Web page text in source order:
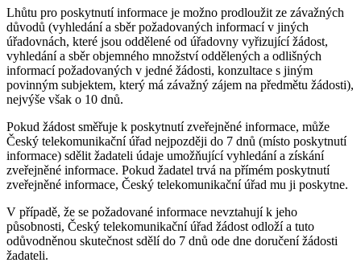
Lhůtu pro poskytnutí informace je možno prodloužit ze závažných
důvodů (vyhledání a sběr požadovaných informací v jiných
úřadovnách, které jsou oddělené od úřadovny vyřizující žádost,
vyhledání a sběr objemného množství oddělených a odlišných
informací požadovaných v jedné žádosti, konzultace s jiným
povinným subjektem, který má závažný zájem na předmětu žádosti),
nejvýše však o 10 dnů.
Pokud žádost směřuje k poskytnutí zveřejněné informace, může
Český telekomunikační úřad nejpozději do 7 dnů (místo poskytnutí
informace) sdělit žadateli údaje umožňující vyhledání a získání
zveřejněné informace. Pokud žadatel trvá na přímém poskytnutí
zveřejněné informace, Český telekomunikační úřad mu ji poskytne.
V případě, že se požadované informace nevztahují k jeho
působnosti, Český telekomunikační úřad žádost odloží a tuto
odůvodněnou skutečnost sdělí do 7 dnů ode dne doručení žádosti
žadateli.